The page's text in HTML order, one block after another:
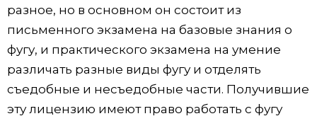
разное, но в основном он состоит из
письменного экзамена на базовые знания о
фугу, и практического экзамена на умение
различать разные виды фугу и отделять
съедобные и несъедобные части. Получившие
эту лицензию имеют право работать с фугу